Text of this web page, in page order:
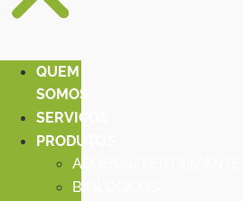
QUEM
SOMOS
SERVIÇOS
PRODUTOS
ADUBOS/FERTILIZANTES
BIOLOGICOS